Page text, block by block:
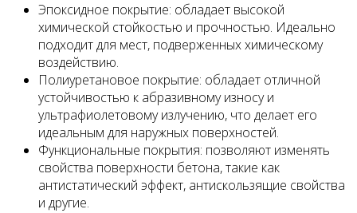
Эпоксидное покрытие: обладает высокой
химической стойкостью и прочностью. Идеально
подходит для мест, подверженных химическому
воздействию.
Полиуретановое покрытие: обладает отличной
устойчивостью к абразивному износу и
ультрафиолетовому излучению, что делает его
идеальным для наружных поверхностей.
Функциональные покрытия: позволяют изменять
свойства поверхности бетона, такие как
антистатический эффект, антискользящие свойства
и другие.